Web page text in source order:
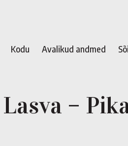
Kodu Avalikud andmed
Lasva –